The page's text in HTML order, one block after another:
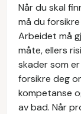
Når du skal
må du
Arbeidet må
måte, ellers
skader som
forsikre deg
kompetanse
av bad. Når